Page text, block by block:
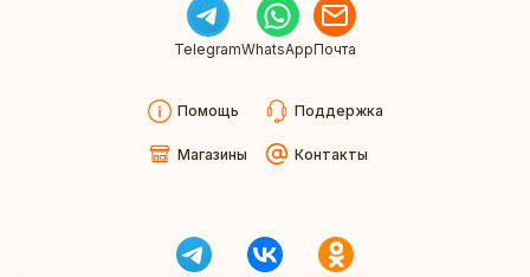
TelegramWhatsAppПочта
Помощь Поддержка
Магазины Контакты